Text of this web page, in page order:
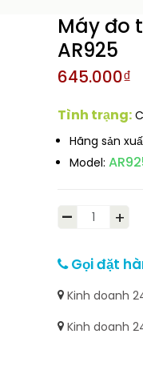
Máy đo
AR925
645.000₫
Tình trạng:
Hãng sản
Model:
- +
Gọi đặt
Kinh doanh
Kinh doanh